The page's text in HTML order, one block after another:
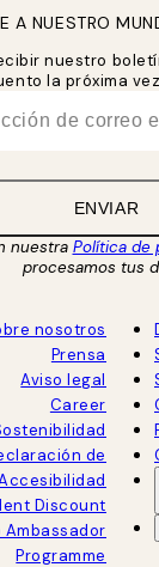
A NUESTRO
nuestro
la próxima
ENVIAR
nuestra Política de
procesamos tus
nosotros
Prensa
Aviso legal
Career
de
Discount
Ambassador
Programme